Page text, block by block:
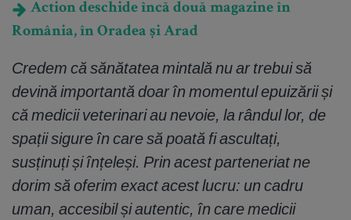
Action deschide încă două magazine în
România, în Oradea și Arad
Credem că sănătatea mintală nu ar trebui să
devină importantă doar în momentul epuizării și
că medicii veterinari au nevoie, la rândul lor, de
spații sigure în care să poată fi ascultați,
susținuți și înțeleși. Prin acest parteneriat ne
dorim să oferim exact acest lucru: un cadru
uman, accesibil și autentic, în care medicii